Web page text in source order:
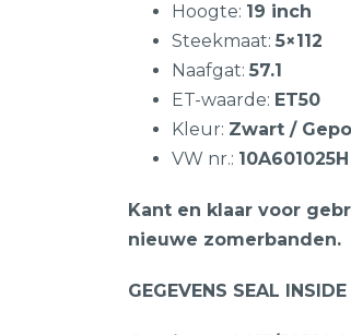
Hoogte: 19 inch
Steekmaat: 5×112
Naafgat: 57.1
ET-waarde: ET50
Kleur: Zwart /
VW nr.:
Kant en klaar voor
nieuwe zomerbanden.
GEGEVENS SEAL